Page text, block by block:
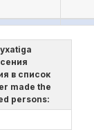
в список
made the
persons: